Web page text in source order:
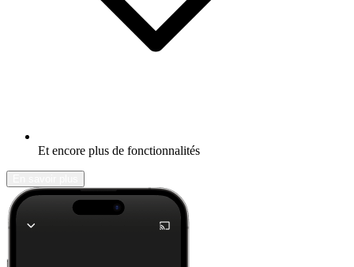
Et encore plus de fonctionnalités